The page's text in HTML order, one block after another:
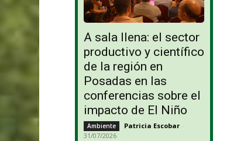
A sala llena: el sector
productivo y científico
de la región en
Posadas en las
conferencias sobre el
impacto de El Niño
Ambiente Patricia Escobar -
31/07/2026